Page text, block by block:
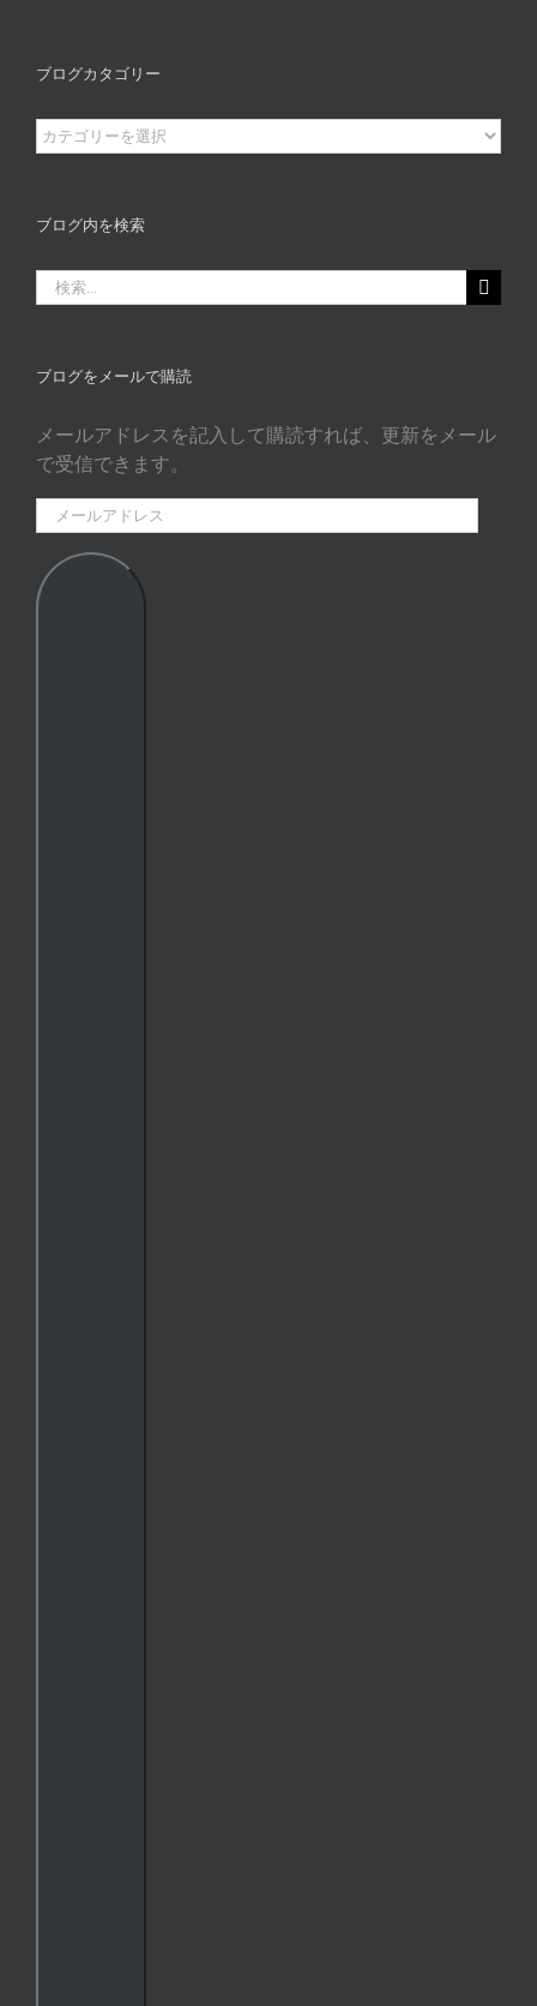
ブログカタゴリー
ブ
ロ
カ
ゴ
リ
ブログ内を検索
索
ブログをメールで購読
メールアドレスを記入して購読すれば、更新をメール
で受信できます。
ー
ル
ア